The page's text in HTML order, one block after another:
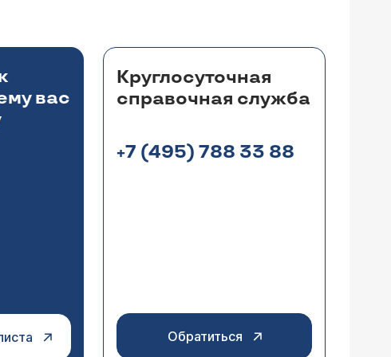
проводятся специальные тесты со
лучше протезировать.
дней 4.Витамин B1 и B6 по 1.0 в.м
мне стало легче и шум в ушах
(отоакустическая эмиссия),
вас
Круглосуточная
справочная служба
+7 (495) 788 33 88
Обратиться